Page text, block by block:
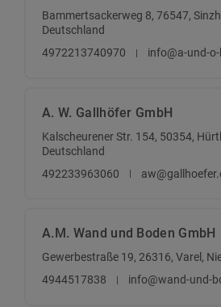
Bammertsackerweg 8, 76547,
Deutschland
4972213740970
info@a-und-o-
A. W. Gallhöfer GmbH
Kalscheurener Str. 154, 50354,
Deutschland
492233963060
A.M. Wand und Boden GmbH
Gewerbestraße 19, 26316, Varel,
4944517838
info@wand-und-